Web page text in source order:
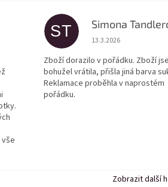
5 z 5 hvězdiček.ST Simona
Hodnocení obchodu
13.3.2026
Zboží dorazilo v pořádku. Zboží
bohužel vrátila, přišla jiná barva
Reklamace proběhla v naprostém
pořádku.
Zobrazit další